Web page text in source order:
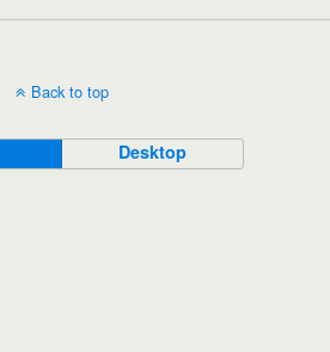
Back to top
Desktop